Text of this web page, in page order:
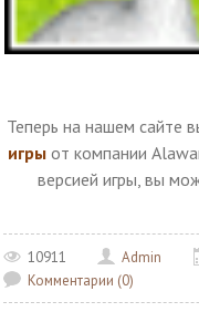
Теперь на нашем сайте
игры от компании
версией игры, вы
10911 Admin
Комментарии (0)